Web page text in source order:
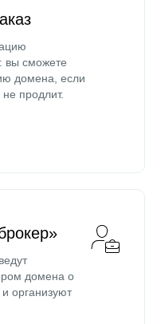
вы сможете
домена, если
продлит.
домена о
организуют